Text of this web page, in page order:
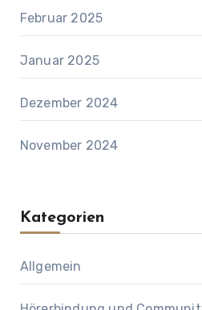
Februar 2025
Januar 2025
Dezember 2024
November 2024
Kategorien
Allgemein